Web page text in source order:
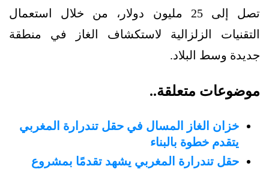
تصل إلى 25 مليون دولار، من خلال استعمال
التقنيات الزلزالية لاستكشاف الغاز في منطقة
جديدة وسط البلاد.
موضوعات متعلقة..
خزان الغاز المسال في حقل تندرارة المغربي
يتقدم خطوة بالبناء
حقل تندرارة المغربي يشهد تقدمًا بمشروع